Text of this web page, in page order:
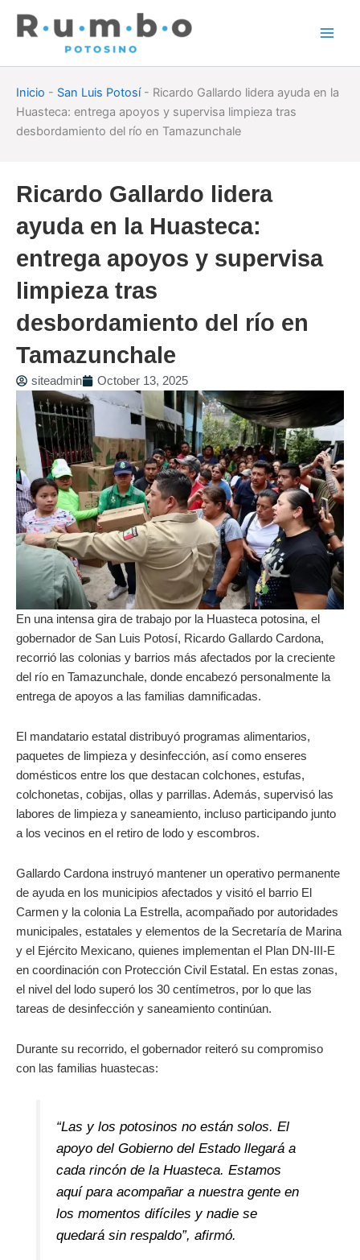
Inicio - San Luis Potosí- Ricardo Gallardo lidera ayuda en la
Huasteca: entrega apoyos y supervisa limpieza tras
desbordamiento del río en Tamazunchale
Ricardo Gallardo lidera
ayuda en la Huasteca:
entrega apoyos y supervisa
limpieza tras
desbordamiento del río en
Tamazunchale
siteadmin October 13, 2025
En una intensa gira de trabajo por la Huasteca potosina, el
gobernador de San Luis Potosí, Ricardo Gallardo Cardona,
recorrió las colonias y barrios más afectados por la creciente
del río en Tamazunchale, donde encabezó personalmente la
entrega de apoyos a las familias damnificadas.
El mandatario estatal distribuyó programas alimentarios,
paquetes de limpieza y desinfección, así como enseres
domésticos entre los que destacan colchones, estufas,
colchonetas, cobijas, ollas y parrillas. Además, supervisó las
labores de limpieza y saneamiento, incluso participando junto
a los vecinos en el retiro de lodo y escombros.
Gallardo Cardona instruyó mantener un operativo permanente
de ayuda en los municipios afectados y visitó el barrio El
Carmen y la colonia La Estrella, acompañado por autoridades
municipales, estatales y elementos de la Secretaría de Marina
y el Ejército Mexicano, quienes implementan el Plan DN-III-E
en coordinación con Protección Civil Estatal. En estas zonas,
el nivel del lodo superó los 30 centímetros, por lo que las
tareas de desinfección y saneamiento continúan.
Durante su recorrido, el gobernador reiteró su compromiso
con las familias huastecas:
“Las y los potosinos no están solos. El
apoyo del Gobierno del Estado llegará a
cada rincón de la Huasteca. Estamos
aquí para acompañar a nuestra gente en
los momentos difíciles y nadie se
quedará sin respaldo”, afirmó.